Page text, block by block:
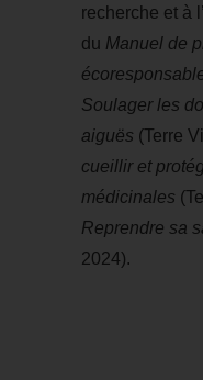
recherche et à
du Manuel de
Soulager les
aiguës (Terre
cueillir et
médicinales
Reprendre sa
2024).